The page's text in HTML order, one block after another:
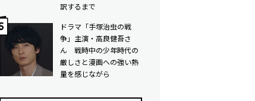
訳するまで
ドラマ「手塚治虫の戦
争」主演・高良健吾さ
ん 戦時中の少年時代の
厳しさと漫画への強い熱
量を感じながら